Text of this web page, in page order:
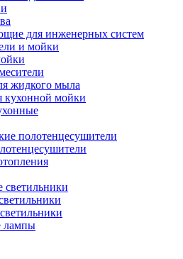
для инженерных систем
и мойки
жидкого мыла
мойки
полотенцесушители
лампы